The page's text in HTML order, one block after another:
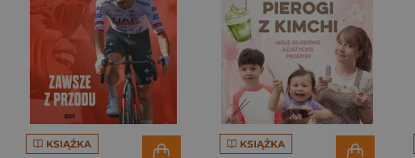
KSIĄŻKA KSIĄŻKA